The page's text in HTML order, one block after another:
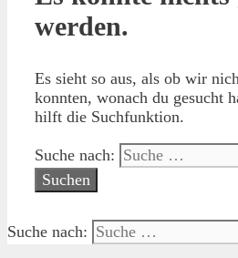
werden.
Es sieht so aus, als ob wir
konnten, wonach du gesucht
hilft die Suchfunktion.
Suche nach:
Suche nach: